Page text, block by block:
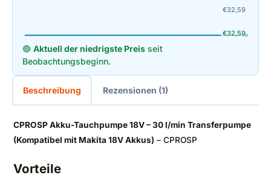
€32,59
€32,59
🟢 Aktuell der niedrigste Preis seit
Beobachtungsbeginn.
Beschreibung Rezensionen (1)
CPROSP Akku-Tauchpumpe 18V – 30 l/min Transferpumpe
(Kompatibel mit Makita 18V Akkus) – CPROSP
Vorteile